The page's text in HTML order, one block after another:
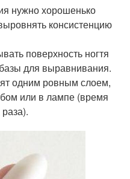
нужно хорошенько
консистенцию
поверхность ногтя
для выравнивания.
одним ровным слоем,
или в лампе (время